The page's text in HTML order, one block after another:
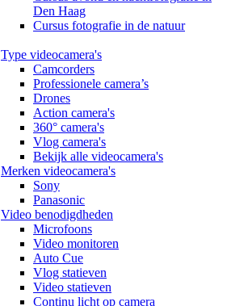
Den Haag
Cursus fotografie in de natuur
Type videocamera's
Camcorders
Professionele camera’s
Drones
Action camera's
360° camera's
Vlog camera's
Bekijk alle videocamera's
Merken videocamera's
Sony
Panasonic
Video benodigdheden
Microfoons
Video monitoren
Auto Cue
Vlog statieven
Video statieven
Continu licht op camera